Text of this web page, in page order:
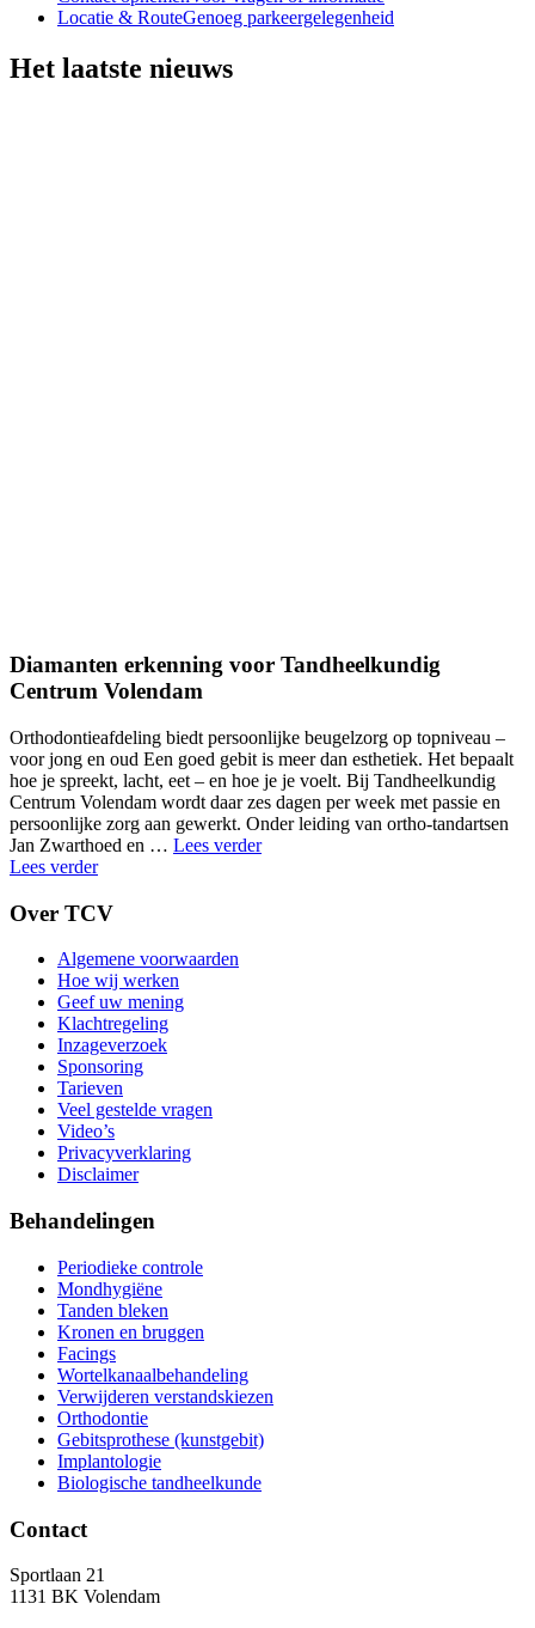
Locatie & RouteGenoeg parkeergelegenheid
Het laatste nieuws
Diamanten erkenning voor Tandheelkundig
Centrum Volendam
Orthodontieafdeling biedt persoonlijke beugelzorg op topniveau –
voor jong en oud Een goed gebit is meer dan esthetiek. Het bepaalt
hoe je spreekt, lacht, eet – en hoe je je voelt. Bij Tandheelkundig
Centrum Volendam wordt daar zes dagen per week met passie en
persoonlijke zorg aan gewerkt. Onder leiding van ortho-tandartsen
Jan Zwarthoed en … Lees verder"composiet-
Lees verder
Over TCV
Algemene voorwaarden
Hoe wij werken
Geef uw mening
Klachtregeling
Inzageverzoek
Sponsoring
Tarieven
Veel gestelde vragen
Video’s
Privacyverklaring
Disclaimer
Behandelingen
Periodieke controle
Mondhygiëne
Tanden bleken
Kronen en bruggen
Facings
Wortelkanaalbehandeling
Verwijderen verstandskiezen
Orthodontie
Gebitsprothese (kunstgebit)
Implantologie
Biologische tandheelkunde
Contact
Sportlaan 21
1131 BK Volendam